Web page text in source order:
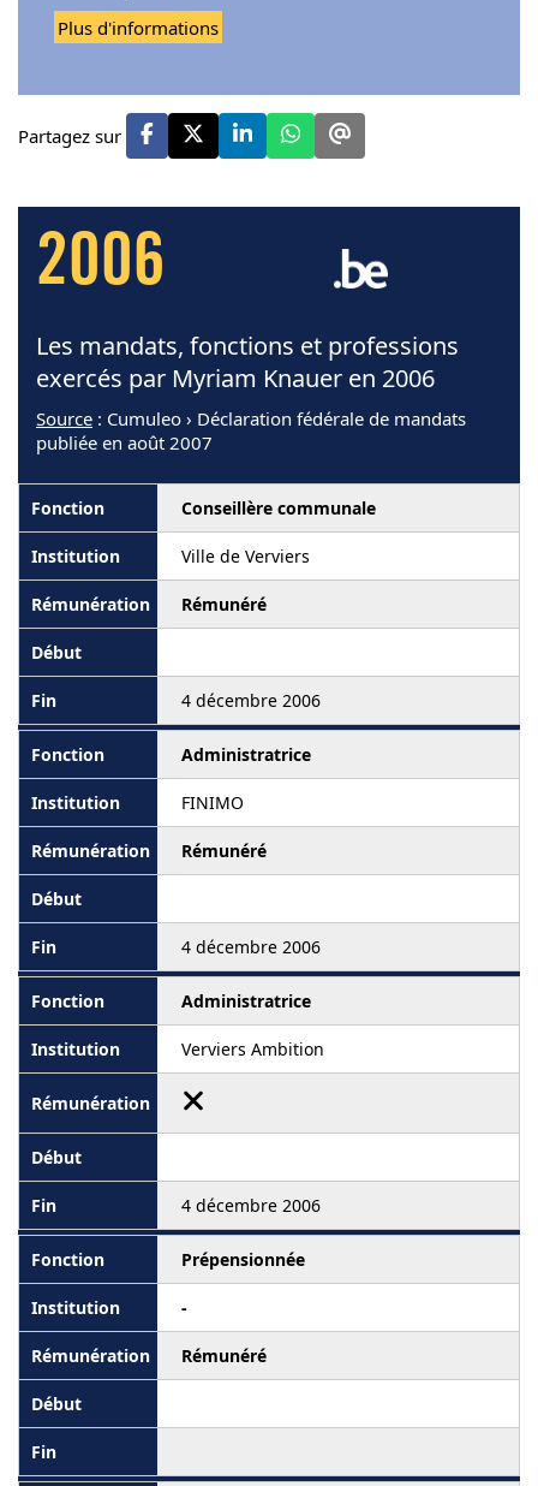
Plus d'informations
Partagez sur
2006
Les mandats, fonctions et professions
exercés par Myriam Knauer en 2006
Source : Cumuleo › Déclaration fédérale de mandats
publiée en août 2007
Conseillère communale
Ville de Verviers
Rémunéré
4 décembre 2006
Administratrice
FINIMO
Rémunéré
4 décembre 2006
Administratrice
Verviers Ambition
4 décembre 2006
Prépensionnée
-
Rémunéré